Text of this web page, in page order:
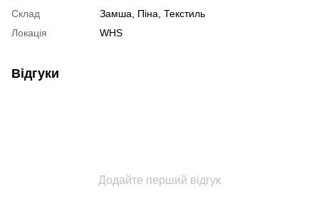
Склад
Замша, Піна, Текстиль
Локація
WHS
Відгуки
Додайте перший відгук